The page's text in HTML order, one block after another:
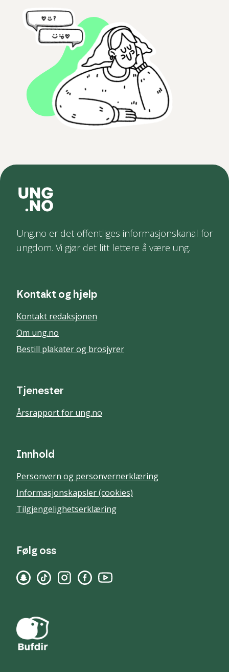
Ung.no er det offentliges informasjonskanal for
ungdom. Vi gjør det litt lettere å være ung.
Kontakt og hjelp
Kontakt redaksjonen
Om ung.no
Bestill plakater og brosjyrer
Tjenester
Årsrapport for ung.no
Innhold
Personvern og personvernerklæring
Informasjonskapsler (cookies)
Tilgjengelighetserklæring
Følg oss